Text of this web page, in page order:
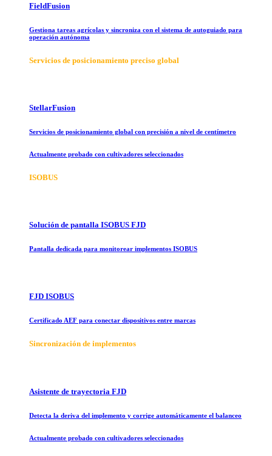
FieldFusion
Gestiona tareas agrícolas y sincroniza con el sistema de autoguiado para
operación autónoma
Servicios de posicionamiento preciso global
StellarFusion
Servicios de posicionamiento global con precisión a nivel de centímetro
Actualmente probado con cultivadores seleccionados
ISOBUS
Solución de pantalla ISOBUS FJD
Pantalla dedicada para monitorear implementos ISOBUS
FJD ISOBUS
Certificado AEF para conectar dispositivos entre marcas
Sincronización de implementos
Asistente de trayectoria FJD
Detecta la deriva del implemento y corrige automáticamente el balanceo
Actualmente probado con cultivadores seleccionados